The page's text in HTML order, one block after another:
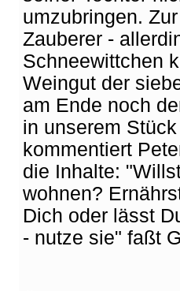
umzubringen.
Zauberer -
Schneewittchen
Weingut der
am Ende noch
in unserem
kommentiert
die Inhalte:
wohnen?
Dich oder lässt
- nutze sie" faßt